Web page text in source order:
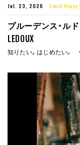
Jul. 23, 2026 Small Happy
プルーデンス・ル
LEDOUX
知りたい。はじめたい。